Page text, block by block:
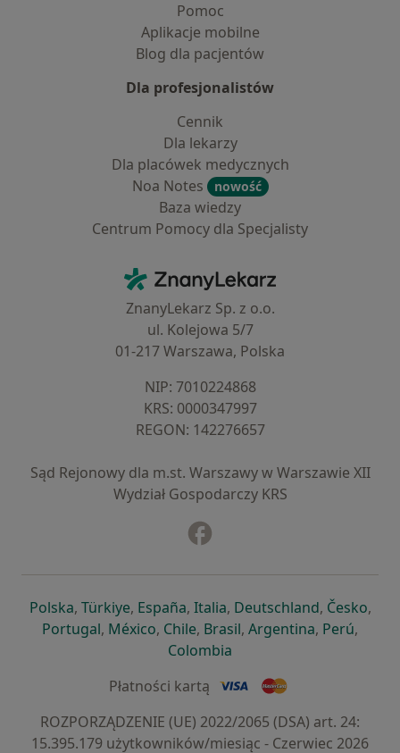
Pomoc
Aplikacje mobilne
Blog dla pacjentów
Dla profesjonalistów
Cennik
Dla lekarzy
Dla placówek medycznych
Noa Notes
nowość
Baza wiedzy
Centrum Pomocy dla Specjalisty
ZnanyLekarz - Strona główna
ZnanyLekarz Sp. z o.o.
ul. Kolejowa 5/7
01-217 Warszawa, Polska
NIP: ⁠7010224868
KRS: ⁠0000347997
REGON: ⁠142276657
Sąd Rejonowy dla m.st. Warszawy w Warszawie XII
Wydział Gospodarczy KRS
Polskaotwiera się w nowej karcie
, Türkiyeotwiera się w nowej karcie
, Españaotwiera się w nowej karcie
, Italiaotwiera się w nowej
, Deutschlandotwiera się
, Česko,
Portugalotwiera się w nowej karcie
, Méxicootwiera się w nowej karcie
, Chileotwiera się w nowej karcie
, Brasilotwiera się w nowej
, Argentinaotwiera się
, Perú,
Colombia
Płatności kartą
ROZPORZĄDZENIE (UE) 2022/2065 (DSA) art. 24:
15.395.179 użytkowników/miesiąc - Czerwiec 2026